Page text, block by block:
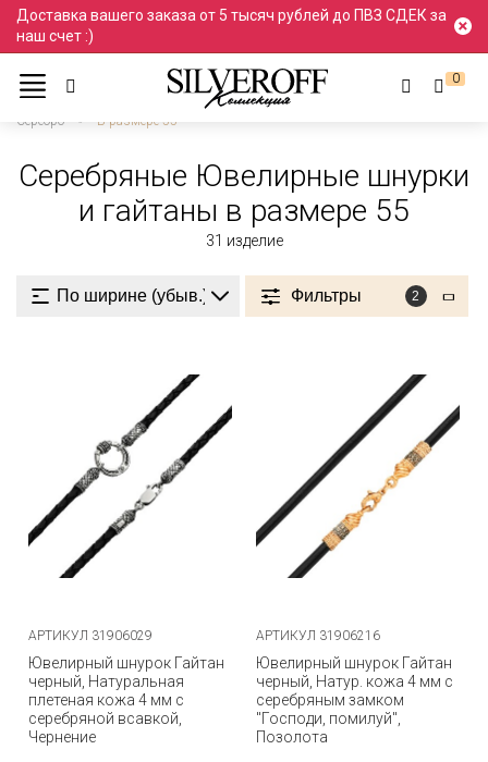
Доставка вашего заказа от 5 тысяч рублей до ПВЗ СДЕК за
наш счет :)
0
Ювелирные украшения
Ювелирные шнурки и гайтаны
Серебро
В размере 55
Серебряные Ювелирные шнурки
и гайтаны в размере 55
31 изделие
Фильтры 2
АРТИКУЛ 31906029
Ювелирный шнурок Гайтан
черный, Натуральная
плетеная кожа 4 мм с
серебряной всавкой,
Чернение
АРТИКУЛ 31906216
Ювелирный шнурок Гайтан
черный, Натур. кожа 4 мм с
серебряным замком
"Господи, помилуй",
Позолота